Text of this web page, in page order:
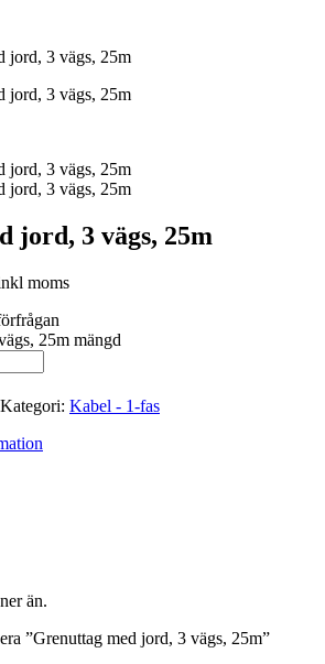
jord, 3 vägs, 25m
moms
25m mängd
Kategori: Kabel - 1-fas
än.
”Grenuttag med jord, 3 vägs, 25m”